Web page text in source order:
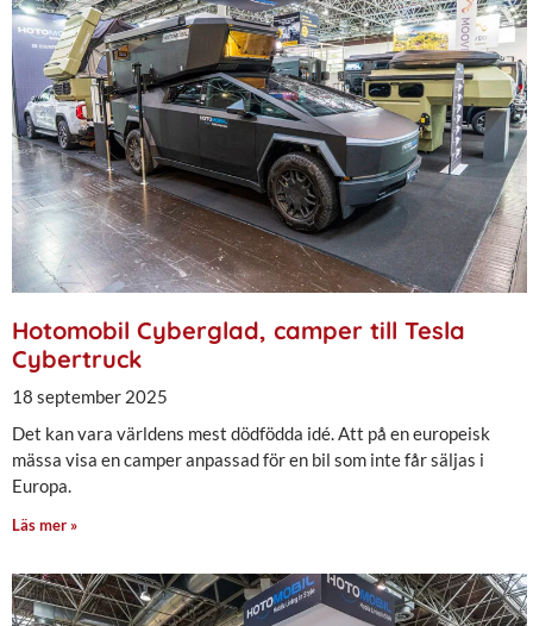
Hotomobil Cyberglad, camper till Tesla
Cybertruck
18 september 2025
Det kan vara världens mest dödfödda idé. Att på en europeisk
mässa visa en camper anpassad för en bil som inte får säljas i
Europa.
Läs mer »